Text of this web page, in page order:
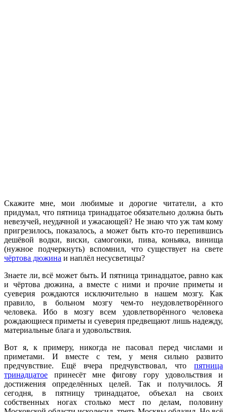
Скажите мне, мои любимые и дорогие читатели, а кто
придумал, что пятница тринадцатое обязательно должна быть
невезучей, неудачной и ужасающей? Не знаю что уж там кому
пригрезилось, показалось, а может быть кто-то перепившись
дешёвой водки, виски, самогонки, пива, коньяка, винища
(нужное подчеркнуть) вспомнил, что существует на свете
чёртова дюжина и наплёл несусветицы?
Знаете ли, всё может быть. И пятница тринадцатое, равно как
и чёртова дюжина, а вместе с ними и прочие приметы и
суеверия рождаются исключительно в нашем мозгу. Как
правило, в больном мозгу чем-то неудовлетворённого
человека. Ибо в мозгу всем удовлетворённого человека
рождающиеся приметы и суеверия предвещают лишь надежду,
материальные блага и удовольствия.
Вот я, к примеру, никогда не пасовал перед числами и
приметами. И вместе с тем, у меня сильно развито
предчувствие. Ещё вчера предчувствовал, что пятница
тринадцатое принесёт мне фигову гору удовольствия и
достижения определённых целей. Так и получилось. Я
сегодня, в пятницу тринадцатое, объехал на своих
собственных ногах столько мест по делам, половину